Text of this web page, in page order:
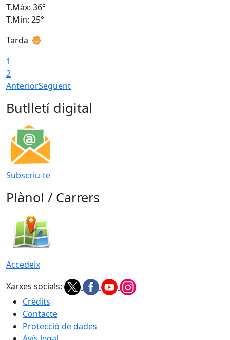
T.Màx: 36°
T.Min: 25°
Tarda
1
2
AnteriorSegüent
Butlletí digital
Subscriu-te
Plànol / Carrers
Accedeix
Xarxes socials:
Crèdits
Contacte
Protecció de dades